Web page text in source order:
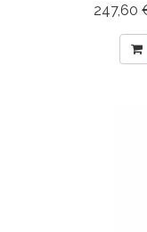
247,60